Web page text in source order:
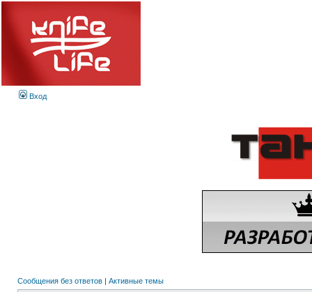
Вход
Сообщения без ответов | Активные темы